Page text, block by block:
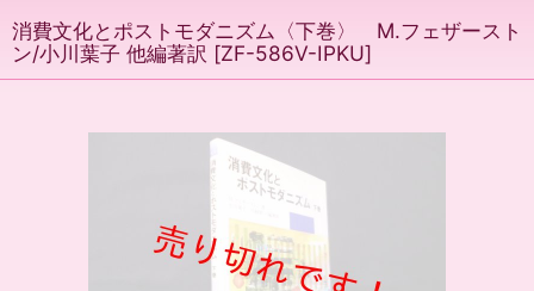
消費文化とポストモダニズム〈下巻〉 M.フェザースト
ン/小川葉子 他編著訳 [ZF-586V-IPKU]